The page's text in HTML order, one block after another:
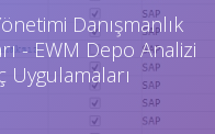
Danışmanlık
- EWM Depo Analizi
Uygulamaları